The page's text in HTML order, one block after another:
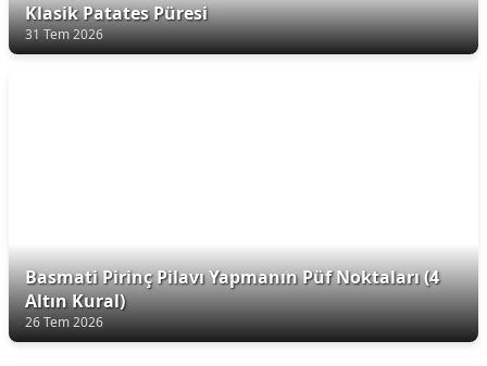
Klasik Patates Püresi
31 Tem 2026
Basmati Pirinç Pilavı Yapmanın Püf Noktaları (4
Altın Kural)
26 Tem 2026